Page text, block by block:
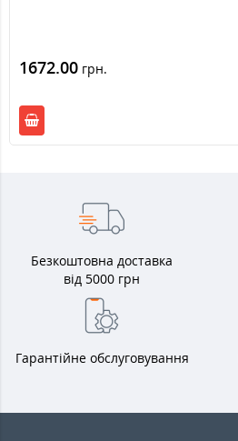
1672.00 грн.
Безкоштовна доставка
від 5000 грн
Гарантійне обслуговування